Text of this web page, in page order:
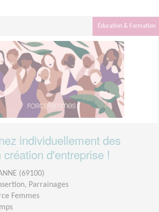
Éducation & Formation
individuellement des
d'entreprise !
(69100)
Parrainages
Femmes